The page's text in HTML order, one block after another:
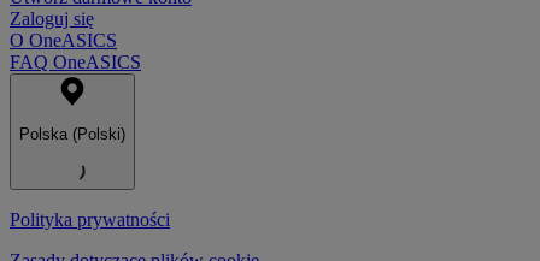
Zaloguj się
O OneASICS
FAQ OneASICS
Polska (Polski)
Polityka prywatności